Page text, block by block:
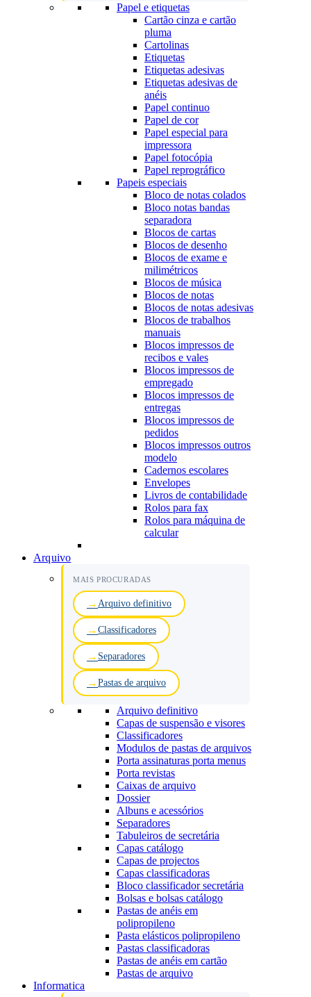
Papel e etiquetas
Cartão cinza e cartão
pluma
Cartolinas
Etiquetas
Etiquetas adesivas
Etiquetas adesivas de
anéis
Papel continuo
Papel de cor
Papel especial para
impressora
Papel fotocópia
Papel reprográfico
Papeis especiais
Bloco de notas colados
Bloco notas bandas
separadora
Blocos de cartas
Blocos de desenho
Blocos de exame e
milimétricos
Blocos de música
Blocos de notas
Blocos de notas adesivas
Blocos de trabalhos
manuais
Blocos impressos de
recibos e vales
Blocos impressos de
empregado
Blocos impressos de
entregas
Blocos impressos de
pedidos
Blocos impressos outros
modelo
Cadernos escolares
Envelopes
Livros de contabilidade
Rolos para fax
Rolos para máquina de
calcular
Arquivo
MAIS PROCURADAS
Arquivo definitivo
Classificadores
Separadores
Pastas de arquivo
Arquivo definitivo
Capas de suspensão e visores
Classificadores
Modulos de pastas de arquivos
Porta assinaturas porta menus
Porta revistas
Caixas de arquivo
Dossier
Albuns e acessórios
Separadores
Tabuleiros de secretária
Capas catálogo
Capas de projectos
Capas classificadoras
Bloco classificador secretária
Bolsas e bolsas catálogo
Pastas de anéis em
polipropileno
Pasta elásticos polipropileno
Pastas classificadoras
Pastas de anéis em cartão
Pastas de arquivo
Informatica